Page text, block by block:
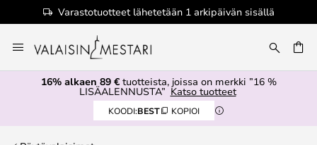
Varastotuotteet lähetetään 1 arkipäivän sisällä
to
Content
16% alkaen 89 €tuotteista, joissa on merkki ”16 %
LISÄALENNUSTA” Katso tuotteet
KOODI:BEST KOPIOI